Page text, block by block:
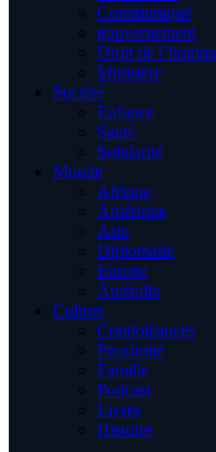
Communiqué
gouvernement
Droit de
Ministère
Société
Enfance
Santé
Solidarité
Monde
Afrique
Amérique
Asie
Diplomatie
Europe
Australia
Culture
Condoléances
Proximité
Famille
Podcast
Livres
Histoire